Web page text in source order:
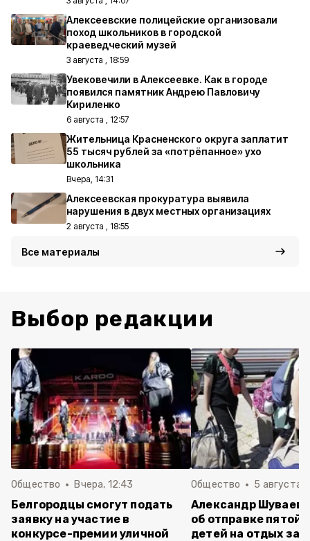
Алексеевские полицейские организовали
поход школьников в городской
краеведческий музей
3 августа , 18:59
Увековечили в Алексеевке. Как в городе
появился памятник Андрею Павловичу
Кириленко
6 августа , 12:57
Жительница Красненского округа заплатит
55 тысяч рублей за «потрёпанное» ухо
школьника
Вчера, 14:31
Алексеевская прокуратура выявила
нарушения в двух местных организациях
2 августа , 18:55
Все материалы
Выбор редакции
Общество Вчера, 12:43
Белгородцы смогут подать
заявку на участие в
конкурсе-премии уличной
Общество 5 августа ,
Александр Шуваев
об отправке пятой
детей на отдых за